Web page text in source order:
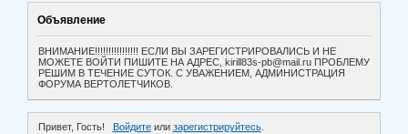
Объявление
ВНИМАНИЕ!!!!!!!!!!!!!!!! ЕСЛИ ВЫ ЗАРЕГИСТРИРОВАЛИСЬ И НЕ
МОЖЕТЕ ВОЙТИ ПИШИТЕ НА АДРЕС, kirill83s-pb@mail.ru ПРОБЛЕМУ
РЕШИМ В ТЕЧЕНИЕ СУТОК. С УВАЖЕНИЕМ, АДМИНИСТРАЦИЯ
ФОРУМА ВЕРТОЛЕТЧИКОВ.
Привет, Гость! Войдитеили зарегистрируйтесь.